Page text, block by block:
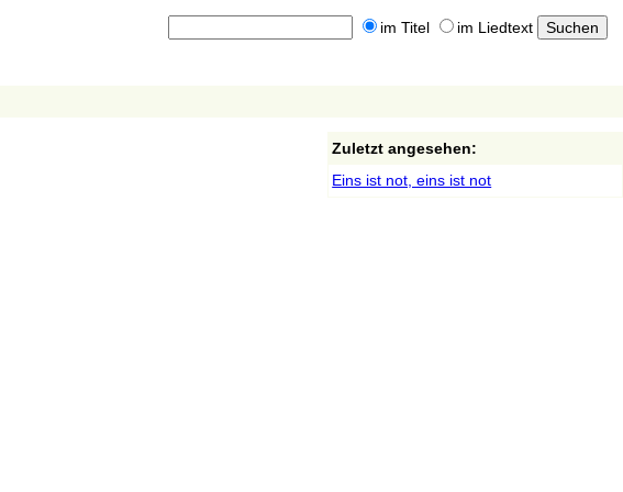
im Titel im Liedtext
Zuletzt angesehen:
Eins ist not, eins ist not